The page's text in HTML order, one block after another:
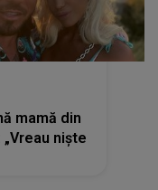
mamă din
niște